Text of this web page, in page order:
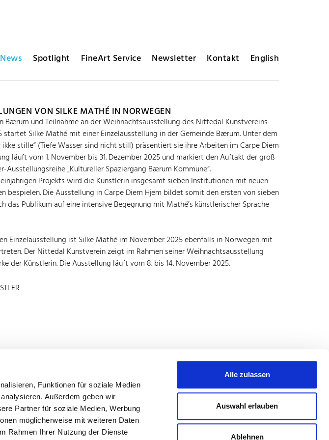
Funktionen für soziale Medien
Außerdem geben wir
Partner für soziale Medien, Werbung
möglicherweise mit weiteren Daten
Rahmen Ihrer Nutzung der Dienste
Alle zulassen
Auswahl erlauben
Ablehnen
News Spotlight FineArt Service Newsletter Kontakt English
VON SILKE MATHÉ IN NORWEGEN
Bærum und Teilnahme an der Weihnachtsausstellung des Nittedal Kunstvereins
startet Silke Mathé mit einer Einzelausstellung in der Gemeinde Bærum. Unter dem
ikke stille“ (Tiefe Wasser sind nicht still) präsentiert sie ihre Arbeiten im Carpe Diem
läuft vom 1. November bis 31. Dezember 2025 und markiert den Auftakt der groß
Ausstellungsreihe „Kultureller Spaziergang Bærum Kommune“.
Projekts wird die Künstlerin insgesamt sieben Institutionen mit neuen
bespielen. Die Ausstellung in Carpe Diem Hjem bildet somit den ersten von sieben
das Publikum auf eine intensive Begegnung mit Mathé’s künstlerischer Sprache
Einzelausstellung ist Silke Mathé im November 2025 ebenfalls in Norwegen mit
Der Nittedal Kunstverein zeigt im Rahmen seiner Weihnachtsausstellung
der Künstlerin. Die Ausstellung läuft vom 8. bis 14. November 2025.